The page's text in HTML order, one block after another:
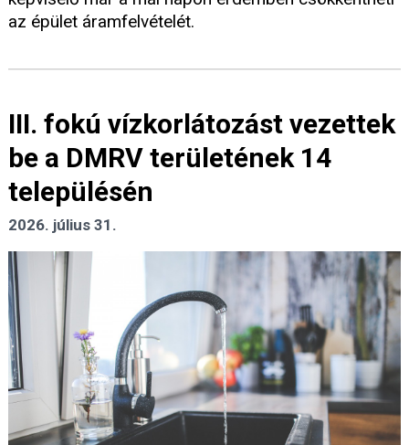
az épület áramfelvételét.
III. fokú vízkorlátozást vezettek
be a DMRV területének 14
településén
2026. július 31.